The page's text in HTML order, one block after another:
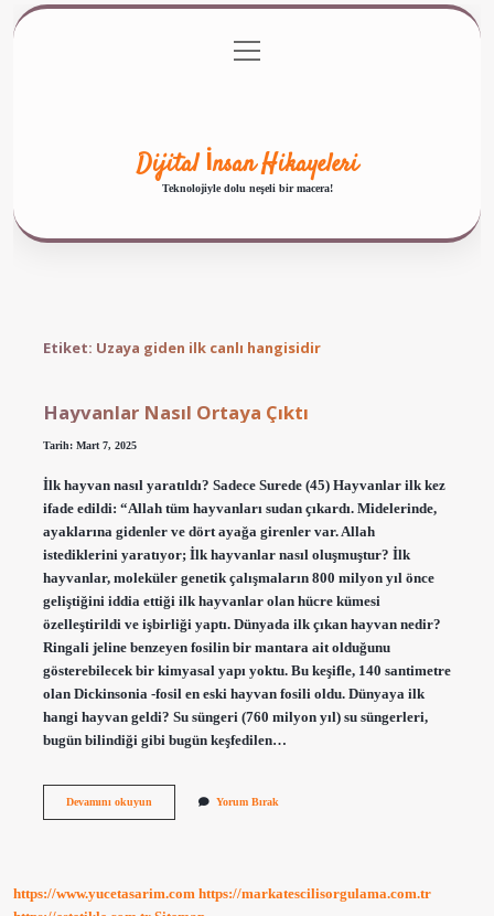
Gizlilik Politikası
menüyü
aç
Dijital İnsan Hikayeleri
Teknolojiyle dolu neşeli bir macera!
Etiket: Uzaya giden ilk canlı hangisidir
Hayvanlar Nasıl Ortaya Çıktı
Tarih: Mart 7, 2025
İlk hayvan nasıl yaratıldı? Sadece Surede (45) Hayvanlar ilk kez
ifade edildi: “Allah tüm hayvanları sudan çıkardı. Midelerinde,
ayaklarına gidenler ve dört ayağa girenler var. Allah
istediklerini yaratıyor; İlk hayvanlar nasıl oluşmuştur? İlk
hayvanlar, moleküler genetik çalışmaların 800 milyon yıl önce
geliştiğini iddia ettiği ilk hayvanlar olan hücre kümesi
özelleştirildi ve işbirliği yaptı. Dünyada ilk çıkan hayvan nedir?
Ringali jeline benzeyen fosilin bir mantara ait olduğunu
gösterebilecek bir kimyasal yapı yoktu. Bu keşifle, 140 santimetre
olan Dickinsonia -fosil en eski hayvan fosili oldu. Dünyaya ilk
hangi hayvan geldi? Su süngeri (760 milyon yıl) su süngerleri,
bugün bilindiği gibi bugün keşfedilen…
Devamını okuyunHayvanlar
Yorum Bırak
https://www.yucetasarim.com https://markatescilisorgulama.com.tr